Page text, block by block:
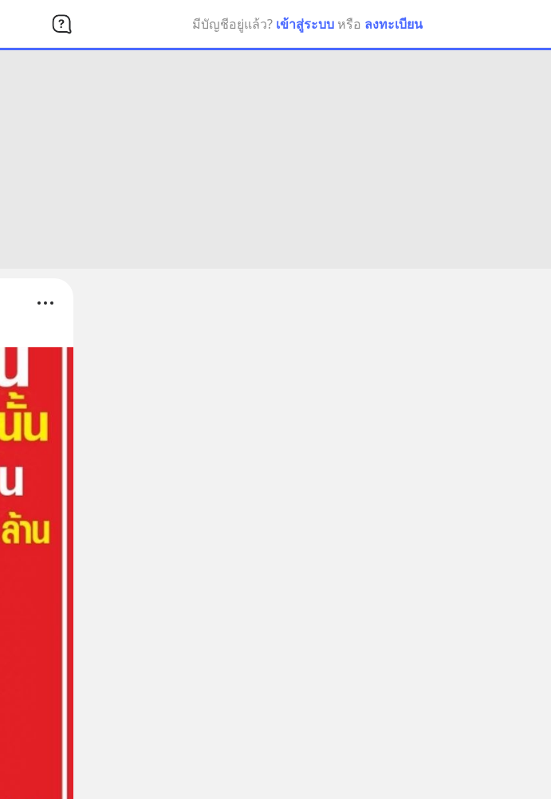
มีบัญชีอยู่แล้ว? เข้าสู่ระบบ หรือ ลงทะเบียน